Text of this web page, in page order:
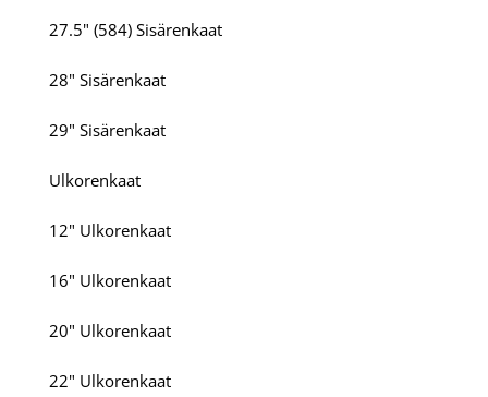
27.5" (584) Sisärenkaat
28" Sisärenkaat
29" Sisärenkaat
Ulkorenkaat
12" Ulkorenkaat
16" Ulkorenkaat
20" Ulkorenkaat
22" Ulkorenkaat